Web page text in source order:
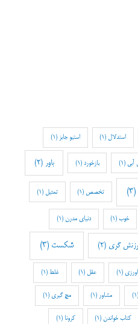
استدلال (1) استیو جابز (1)
آبی (1) بازخورد (1) باور (2)
(3) تخصص (1) تمثیل (1)
خوب(1) دنیای مدرن (1)
گری (2) شکست (3)
(1) عقل (1) غلط (1)
(1) مشاور (1) مچ گیری (1)
کتاب خواندن (1) کرونا (1)